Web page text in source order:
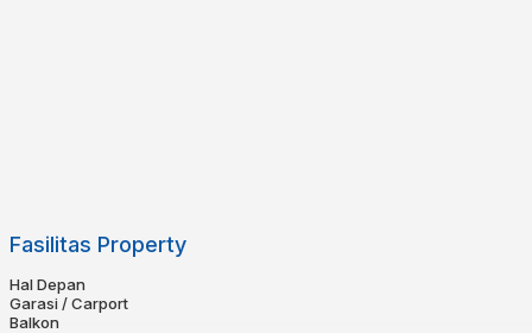
Fasilitas Property
Hal Depan
Garasi / Carport
Balkon